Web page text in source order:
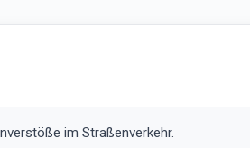
im Straßenverkehr.